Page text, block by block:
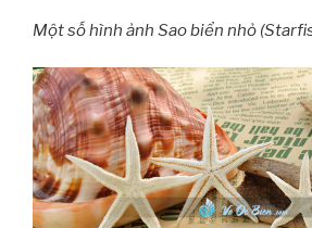
Một số hình ảnh Sao biển nhỏ